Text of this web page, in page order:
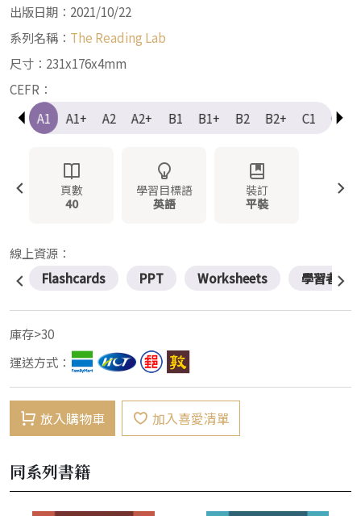
出版日期：2021/10/22
系列名稱： The Reading Lab
尺寸：231x176x4mm
CEFR：
A1
A1 A1+ A2 A2+ B1 B1+ B2 B2+ C1 C1+
頁數
40
學習目標語
英語
裝訂
平裝
線上資源：
Flashcards
PPT Worksheets 學習者資源
庫存>30
運送方式：
放入購物車 加入喜愛清單
同系列書籍